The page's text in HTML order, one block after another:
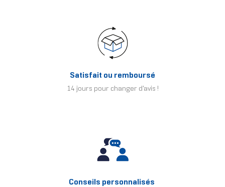
Satisfait ou remboursé
14 jours pour changer d'avis !
Conseils personnalisés